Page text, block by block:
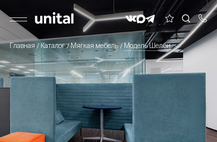
Главная Каталог Мягкая мебель Модель Шелби